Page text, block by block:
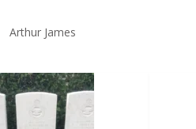
Arthur James